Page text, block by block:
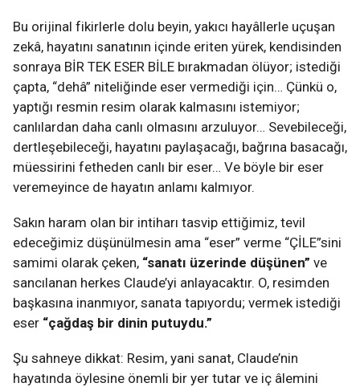
Bu orijinal fikirlerle dolu beyin, yakıcı hayâllerle uçuşan
zekâ, hayatını sanatının içinde eriten yürek, kendisinden
sonraya BİR TEK ESER BİLE bırakmadan ölüyor; istediği
çapta, “dehâ” niteliğinde eser vermediği için… Çünkü o,
yaptığı resmin resim olarak kalmasını istemiyor;
canlılardan daha canlı olmasını arzuluyor… Sevebileceği,
dertleşebileceği, hayatını paylaşacağı, bağrına basacağı,
müessirini fetheden canlı bir eser… Ve böyle bir eser
veremeyince de hayatın anlamı kalmıyor.
Sakın haram olan bir intiharı tasvip ettiğimiz, tevil
edeceğimiz düşünülmesin ama “eser” verme “ÇİLE”sini
samimi olarak çeken, “sanatı üzerinde düşünen” ve
sancılanan herkes Claude’yi anlayacaktır. O, resimden
başkasına inanmıyor, sanata tapıyordu; vermek istediği
eser “çağdaş bir dinin putuydu.”
Şu sahneye dikkat: Resim, yani sanat, Claude’nin
hayatında öylesine önemli bir yer tutar ve iç âlemini